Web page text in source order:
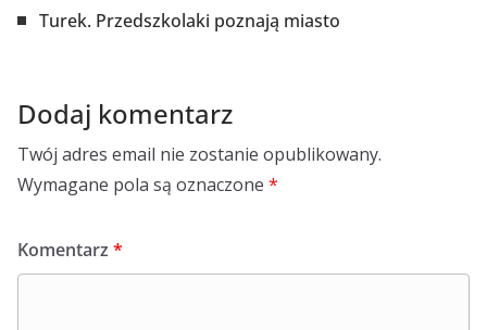
Turek. Przedszkolaki poznają miasto
Dodaj komentarz
Twój adres email nie zostanie opublikowany.
Wymagane pola są oznaczone *
Komentarz *